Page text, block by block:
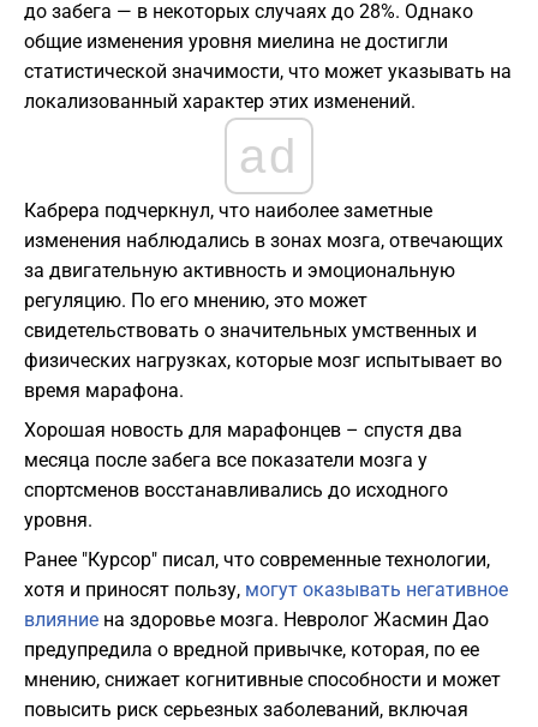
до забега — в некоторых случаях до 28%. Однако
общие изменения уровня миелина не достигли
статистической значимости, что может указывать на
локализованный характер этих изменений.
ad
Кабрера подчеркнул, что наиболее заметные
изменения наблюдались в зонах мозга, отвечающих
за двигательную активность и эмоциональную
регуляцию. По его мнению, это может
свидетельствовать о значительных умственных и
физических нагрузках, которые мозг испытывает во
время марафона.
Хорошая новость для марафонцев – спустя два
месяца после забега все показатели мозга у
спортсменов восстанавливались до исходного
уровня.
Ранее "Курсор" писал, что современные технологии,
хотя и приносят пользу, могут оказывать негативное
влияние на здоровье мозга. Невролог Жасмин Дао
предупредила о вредной привычке, которая, по ее
мнению, снижает когнитивные способности и может
повысить риск серьезных заболеваний, включая